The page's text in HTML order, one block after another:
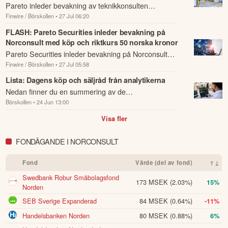
as we develop the collaboration between our complementary
capabilities in project management and technical consultancy.
Our financial position remains strong, providing flexibility to pursue
further value-creating opportunities.
–Egil Hogna, CEO
Denna summering har tagits fram med hjälp av AI och kan
därför innehålla förenklingar eller sakna viss information.
Innehållet ska inte ses som investeringsråd eller personlig
rådgivning. Ta alltid del av bolagets fullständiga kvartalsrapport
garanti för framtida avkastning.
Skulle du upptäcka fel eller
andra förbättringsförslag i materialet är du välkommen att
Öppna rapport (PDF)
Pareto inleder bevakning av teknikkonsulten
Norconsult med rekommendationen köp och en
riktkurs på 50 norska kronor, motsvarande en
uppsida ...
Finwire / Börskollen • 27 Jul 06:20
FLASH: Pareto Securities inleder bevakning på
Norconsult med köp och riktkurs 50 norska kronor
Pareto Securities inleder bevakning på Norconsult
med köp och riktkurs 50 norska kronor.
Finwire / Börskollen • 27 Jul 05:58
Lista: Dagens köp och säljråd från analytikerna
Nedan finner du en summering av de
analysrekommendationer och riktkursförändringar
som har rapporterats om idag den 24 juni.
Börskollen • 24 Jun 13:00
Visa fler
FONDÄGANDE I NORCONSULT
Fond Värde (del av fond) ↑↓
Swedbank Robur Småbolagsfond
Norden
173 MSEK (2.03%) 15%
SEB Sverige Expanderad 84 MSEK (0.64%) -11%
Handelsbanken Norden 80 MSEK (0.88%) 6%